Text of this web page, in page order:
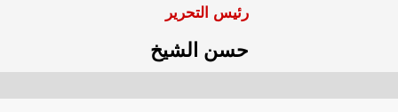
رئيس التحرير
حسن الشيخ